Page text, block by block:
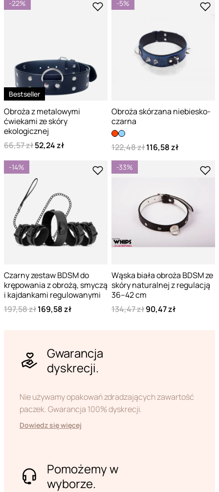
-22%
Bestseller
Obroża z metalowymi
ćwiekami ze skóry
ekologicznej
66,57 zł52,24 zł
-5%
Obroża skórzana niebiesko-
czarna
122,48 zł116,58 zł
-14%
Czarny zestaw BDSM do
krępowania z obrożą, smyczą
i kajdankami regulowanymi
197,58 zł169,58 zł
-33%
Wąska biała obroża BDSM ze
skóry naturalnej z regulacją
36–42 cm
134,47 zł90,47 zł
Gwarancja
dyskrecji.
Nie używamy opakowań zdradzających zawartość
paczek. Gwarancja 100% dyskrecji.
Dowiedz się więcej
Pomożemy w
wyborze.